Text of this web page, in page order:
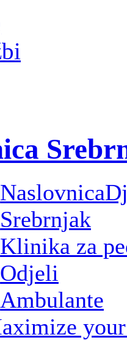
Naslovnica
Srebrnjak
Klinika za
Odjeli
Ambulante